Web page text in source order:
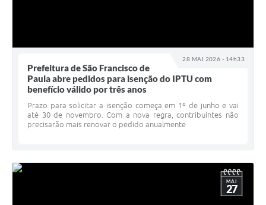
28 MAI 2026 - 14h33
Prefeitura de São Francisco de
Paula abre pedidos para isenção do IPTU com
benefício válido por três anos
Prazo para solicitar a isenção começa em 1º de junho e vai
até 30 de novembro. Com a nova regra, contribuintes não
precisarão mais renovar o pedido anualmente
MAI
27